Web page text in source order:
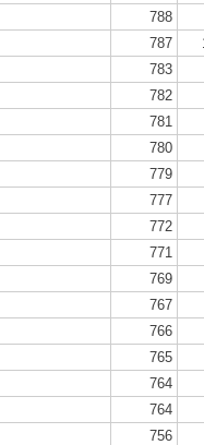
788
787
783
782
781
780
779
777
772
771
769
767
766
765
764
764
756